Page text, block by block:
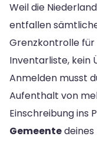
Weil die
entfallen
Grenzkontrolle für
Inventarliste, kein
Anmelden musst
Aufenthalt von
Einschreibung ins
Gemeente